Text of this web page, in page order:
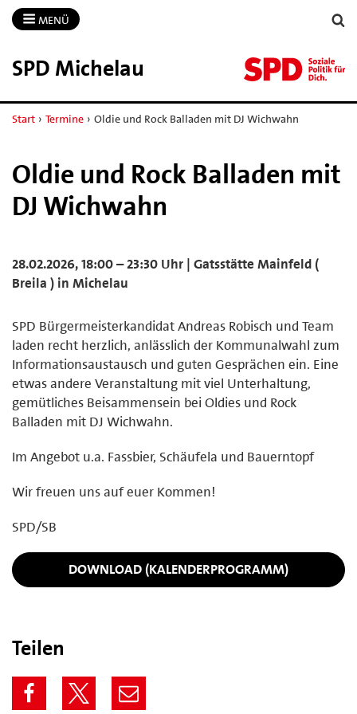
MENÜ
SPD Michelau
Start › Termine › Oldie und Rock Balladen mit DJ Wichwahn
Oldie und Rock Balladen mit
DJ Wichwahn
28.02.2026, 18:00 – 23:30 Uhr | Gatsstätte Mainfeld (
Breila ) in Michelau
SPD Bürgermeisterkandidat Andreas Robisch und Team
laden recht herzlich, anlässlich der Kommunalwahl zum
Informationsaustausch und guten Gesprächen ein. Eine
etwas andere Veranstaltung mit viel Unterhaltung,
gemütliches Beisammensein bei Oldies und Rock
Balladen mit DJ Wichwahn.
Im Angebot u.a. Fassbier, Schäufela und Bauerntopf
Wir freuen uns auf euer Kommen!
SPD/SB
DOWNLOAD (KALENDERPROGRAMM)
Teilen